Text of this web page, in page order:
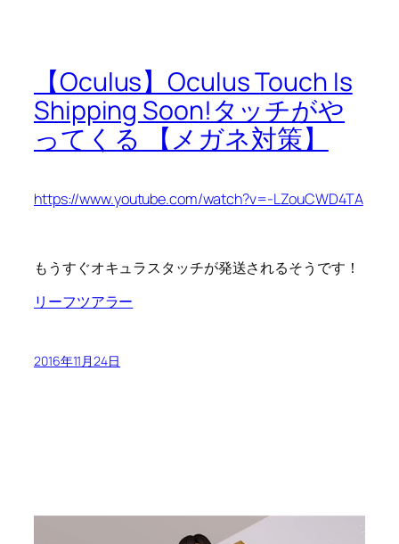
【Oculus】Oculus Touch Is
Shipping Soon!タッチがや
ってくる 【メガネ対策】
https://www.youtube.com/watch?v=-LZouCWD4TA
もうすぐオキュラスタッチが発送されるそうです！
リーフツアラー
2016年11月24日